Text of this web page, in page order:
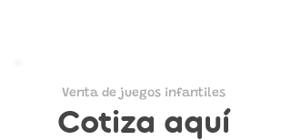
Venta de juegos infantiles
Cotiza aquí